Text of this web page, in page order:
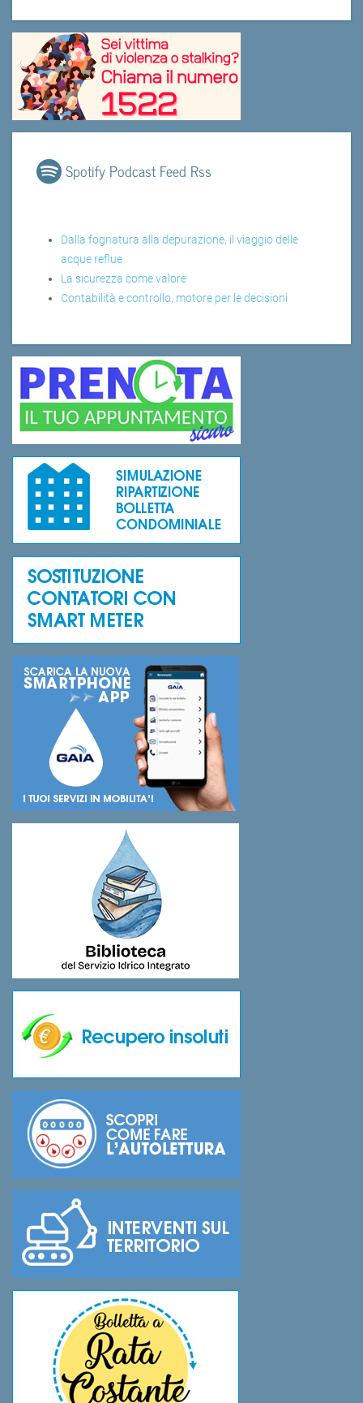
Spotify Podcast Feed Rss
Dalla fognatura alla depurazione, il viaggio delle
acque reflue
La sicurezza come valore
Contabilità e controllo, motore per le decisioni